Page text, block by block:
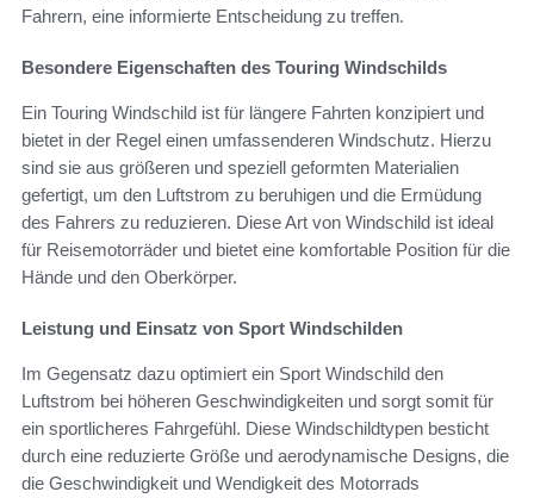
Fahrern, eine informierte Entscheidung zu treffen.
Besondere Eigenschaften des Touring Windschilds
Ein Touring Windschild ist für längere Fahrten konzipiert und
bietet in der Regel einen umfassenderen Windschutz. Hierzu
sind sie aus größeren und speziell geformten Materialien
gefertigt, um den Luftstrom zu beruhigen und die Ermüdung
des Fahrers zu reduzieren. Diese Art von Windschild ist ideal
für Reisemotorräder und bietet eine komfortable Position für die
Hände und den Oberkörper.
Leistung und Einsatz von Sport Windschilden
Im Gegensatz dazu optimiert ein Sport Windschild den
Luftstrom bei höheren Geschwindigkeiten und sorgt somit für
ein sportlicheres Fahrgefühl. Diese Windschildtypen besticht
durch eine reduzierte Größe und aerodynamische Designs, die
die Geschwindigkeit und Wendigkeit des Motorrads